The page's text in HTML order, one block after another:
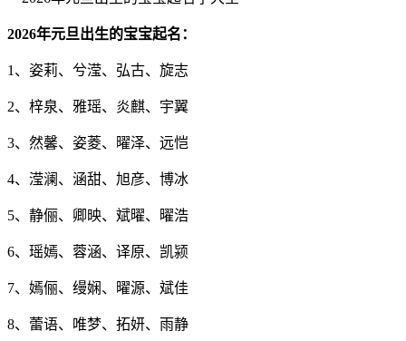
2026年元旦出生的宝宝起名：
1、姿莉、兮滢、弘古、旋志
2、梓泉、雅瑶、炎麒、宇翼
3、然馨、姿菱、曜泽、远恺
4、滢澜、涵甜、旭彦、博冰
5、静俪、卿映、斌曜、曜浩
6、瑶嫣、蓉涵、译原、凯颍
7、嫣俪、缦娴、曜源、斌佳
8、蕾语、唯梦、拓妍、雨静